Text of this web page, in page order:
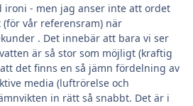
ironi - men jag anser inte att ordet
vår referensram) när
. Det innebär att bara vi ser
är så stor som möjligt (kraftig
det finns en så jämn fördelning av
media (luftrörelse och
in rätt så snabbt. Det är i